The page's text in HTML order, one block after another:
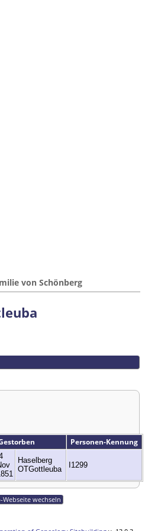
von Schönberg
Personen-Kennung
Haselberg
OTGottleuba
I1299
wechseln